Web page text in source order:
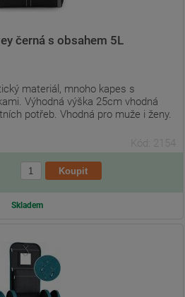
černá s obsahem 5L
materiál, mnoho kapes s
Výhodná výška 25cm vhodná
potřeb. Vhodná pro muže i ženy.
Kód: 2154
Skladem